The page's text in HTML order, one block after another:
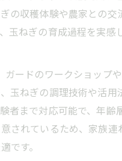
の収穫体験や農家との交
玉ねぎの育成過程を実感
ガードのワークショップ
玉ねぎの調理技術や活用
者まで対応可能で、年齢
されているため、家族連
です。